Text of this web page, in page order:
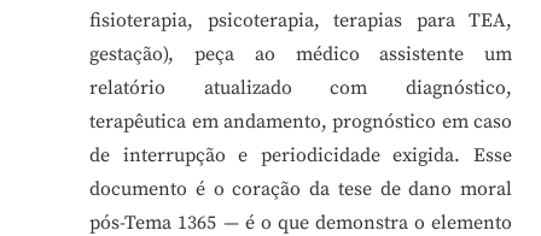
fisioterapia, psicoterapia, terapias para TEA,
gestação), peça ao médico assistente um
relatório atualizado com diagnóstico,
terapêutica em andamento, prognóstico em caso
de interrupção e periodicidade exigida. Esse
documento é o coração da tese de dano moral
pós-Tema 1365 — é o que demonstra o elemento